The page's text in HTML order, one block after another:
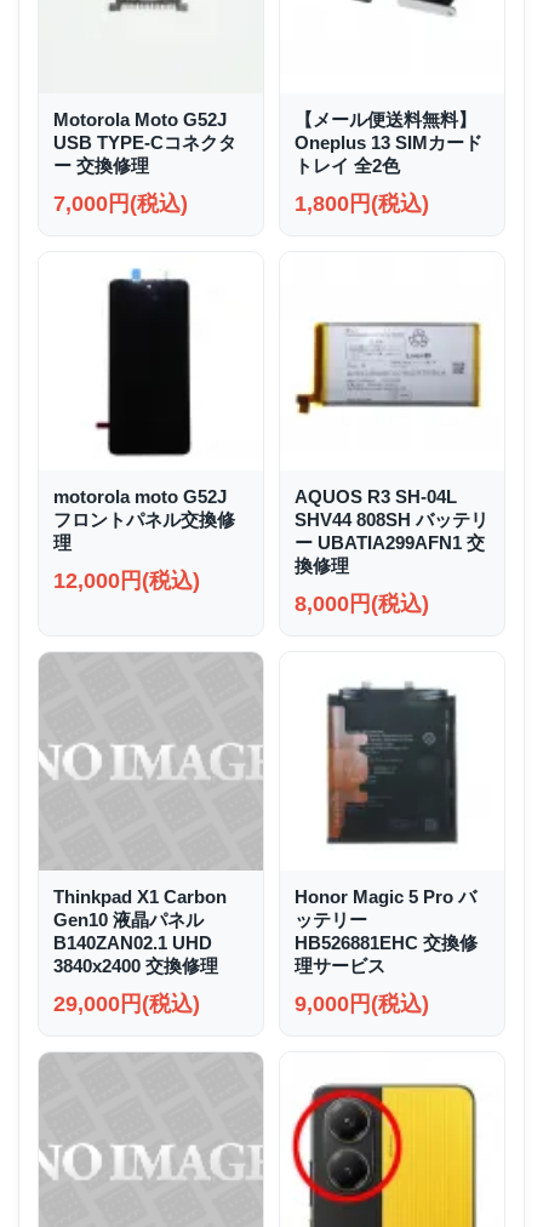
Motorola Moto G52J
USB TYPE-Cコネクタ
ー 交換修理
7,000円(税込)
【メール便送料無料】
Oneplus 13 SIMカード
トレイ 全2色
1,800円(税込)
motorola moto G52J
フロントパネル交換修
理
12,000円(税込)
AQUOS R3 SH-04L
SHV44 808SH バッテリ
ー UBATIA299AFN1 交
換修理
8,000円(税込)
Thinkpad X1 Carbon
Gen10 液晶パネル
B140ZAN02.1 UHD
3840x2400 交換修理
29,000円(税込)
Honor Magic 5 Pro バ
ッテリー
HB526881EHC 交換修
理サービス
9,000円(税込)